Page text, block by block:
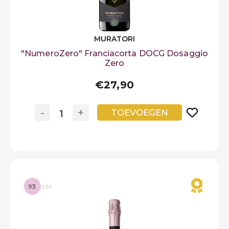
MURATORI
"NumeroZero" Franciacorta DOCG Dosaggio
Zero
€27,90
+
- TOEVOEGEN
93 LM